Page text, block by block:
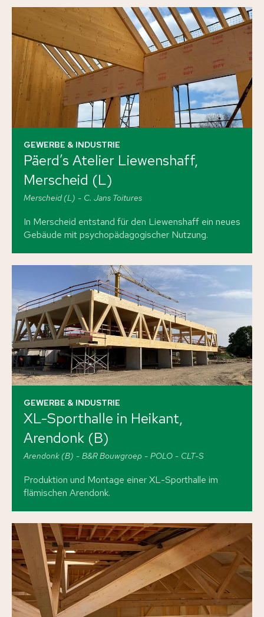
GEWERBE & INDUSTRIE
Päerd’s Atelier Liewenshaff,
Merscheid (L)
Merscheid (L) C. Jans Toitures
In Merscheid entstand für den Liewenshaff ein neues
Gebäude mit psychopädagogischer Nutzung.
GEWERBE & INDUSTRIE
XL-Sporthalle in Heikant,
Arendonk (B)
Arendonk (B) B&R Bouwgroep POLO CLT-S
Produktion und Montage einer XL-Sporthalle im
flämischen Arendonk.